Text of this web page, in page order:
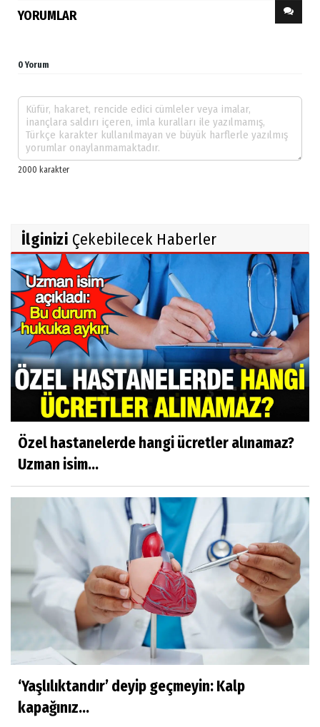
YORUMLAR
0 Yorum
İlginizi Çekebilecek Haberler
Özel hastanelerde hangi ücretler alınamaz?
Uzman isim...
‘Yaşlılıktandır’ deyip geçmeyin: Kalp
kapağınız...